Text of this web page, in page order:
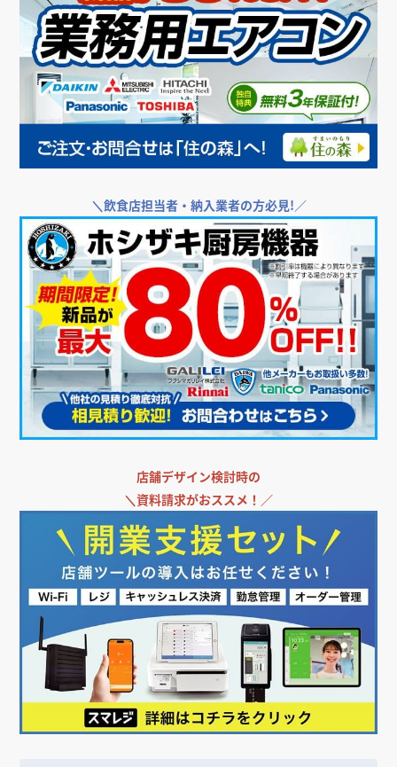
＼飲食店担当者・納入業者の方必見!／
店舗デザイン検討時の
＼資料請求がおススメ！／